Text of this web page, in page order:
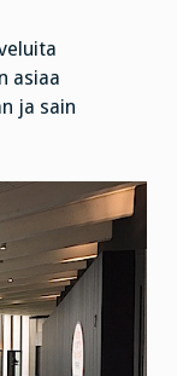
asiaa
ja sain